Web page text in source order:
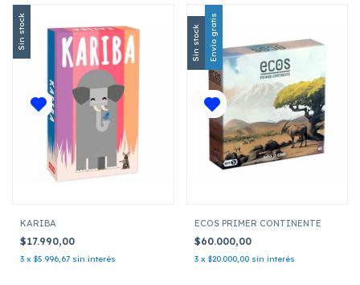
Sin stock
KARIBA
$17.990,00
3 x $5.996,67 sin interés
Sin stock Envío gratis
ECOS PRIMER CONTINENTE
$60.000,00
3 x $20.000,00 sin interés